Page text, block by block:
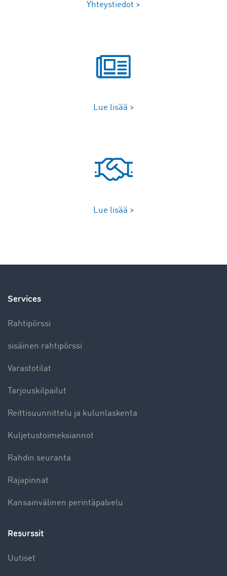
Yhteystiedot >
Lue lisää >
Lue lisää >
Services
Rahtipörssi
sisäinen rahtipörssi
Varastotilat
Tarjouskilpailut
Reittisuunnittelu ja kulunlaskenta
Kuljetustoimeksiannot
Rahdin seuranta
Rajapinnat
Kansainvälinen perintäpalvelu
Resurssit
Uutiset